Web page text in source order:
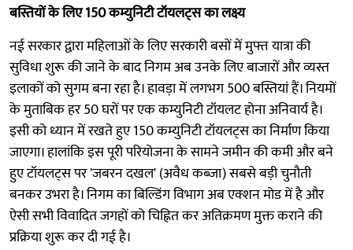
बस्तियों के लिए 150 कम्युनिटी टॉयलट्स का लक्ष्य
नई सरकार द्वारा महिलाओं के लिए सरकारी बसों में मुफ्त यात्रा की
सुविधा शुरू की जाने के बाद निगम अब उनके लिए बाजारों और व्यस्त
इलाकों को सुगम बना रहा है। हावड़ा में लगभग 500 बस्तियां हैं। नियमों
के मुताबिक हर 50 घरों पर एक कम्युनिटी टॉयलट होना अनिवार्य है।
इसी को ध्यान में रखते हुए 150 कम्युनिटी टॉयलट्स का निर्माण किया
जाएगा। हालांकि इस पूरी परियोजना के सामने जमीन की कमी और बने
हुए टॉयलट्स पर 'जबरन दखल' (अवैध कब्जा) सबसे बड़ी चुनौती
बनकर उभरा है। निगम का बिल्डिंग विभाग अब एक्शन मोड में है और
ऐसी सभी विवादित जगहों को चिह्नित कर अतिक्रमण मुक्त कराने की
प्रक्रिया शुरू कर दी गई है।